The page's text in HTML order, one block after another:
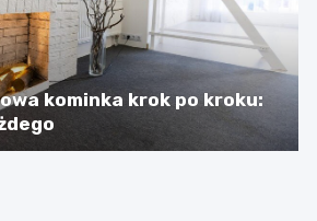
kominka krok po kroku: